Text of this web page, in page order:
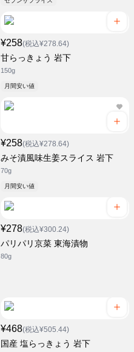
¥258(税込¥278.64)
甘らっきょう 岩下
150g
月間安い値
¥258(税込¥278.64)
みそ漬風味生姜スライス 岩下
70g
月間安い値
¥278(税込¥300.24)
パリパリ京菜 東海漬物
80g
¥468(税込¥505.44)
国産 塩らっきょう 岩下